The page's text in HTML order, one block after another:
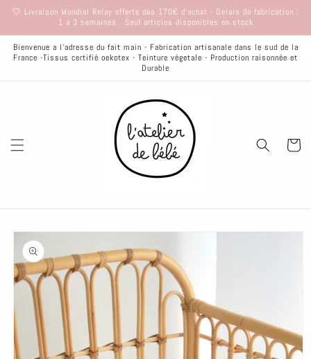
passer
🤍 Livraison Mondial Relay offerte dès 170€ d'achat - Delais de fabrication :
1 a 3 semaines . Sauf articles disponibles en stock
Bienvenue a l'adresse du fait main - Fabrication artisanale dans le sud de la
France -Tissus certifié oekotex - Teinture végetale - Production raisonnée et
Durable
Panier
Passer aux
informations
produits